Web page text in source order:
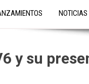
NOTICIAS
y su